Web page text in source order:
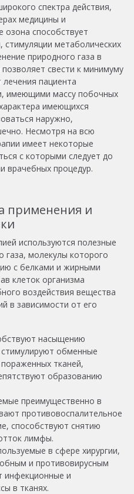
спектра действия,
медицины и
озона способствует
метаболических
природного газа в
свести к минимуму
пациента
имеющими массу побочных
имеющихся
наружно,
Несмотря на всю
имеет некоторые
с которыми следует до
врачебных процедур.
применения и
используются полезные
газа, молекулы которого
с белками и жирными
клеток организма
воздействия вещества
в зависимости от его
насыщению
обменные
тканей,
образованию
преимущественно в
противовоспалительное
способствуют снятию
лимфы.
в сфере хирургии,
и противовирусным
инфекционные и
в тканях.